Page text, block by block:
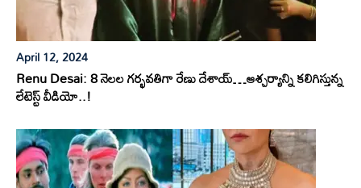
April 12, 2024
Renu Desai: 8 నెలల గర్భవతిగా రేణు దేశాయ్…ఆశ్చర్యాన్ని కలిగిస్తున్న
లేటెస్ట్ వీడియో..!